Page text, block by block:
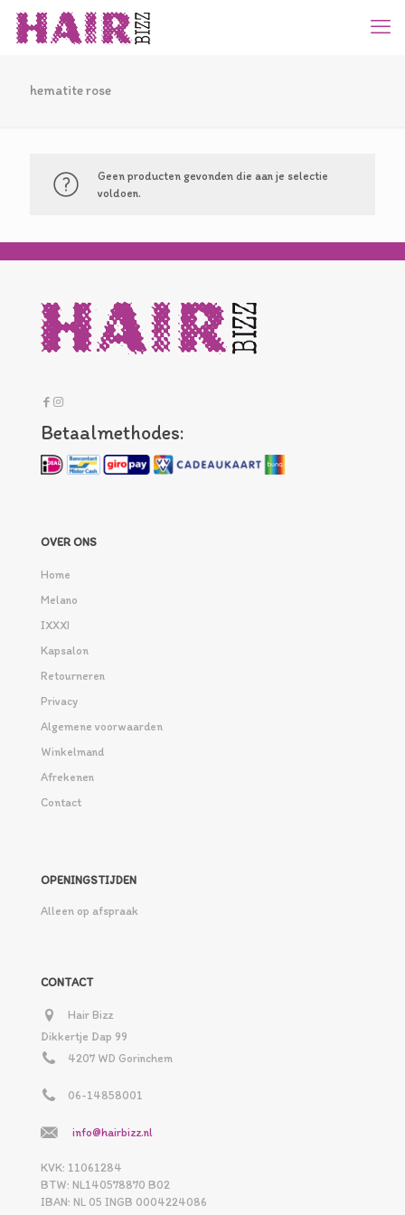
hematite rose
Geen producten gevonden die aan je selectie
voldoen.
Betaalmethodes:
OVER ONS
Home
Melano
IXXXI
Kapsalon
Retourneren
Privacy
Algemene voorwaarden
Winkelmand
Afrekenen
Contact
OPENINGSTIJDEN
Alleen op afspraak
CONTACT
Hair Bizz
Dikkertje Dap 99
4207 WD Gorinchem
06-14858001
info@hairbizz.nl
KVK: 11061284
BTW: NL140578870 B02
IBAN: NL 05 INGB 0004224086